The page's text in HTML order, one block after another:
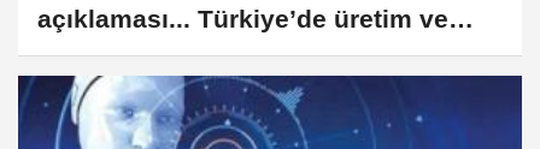
açıklaması... Türkiye’de üretim ve
tüketime izin yok!